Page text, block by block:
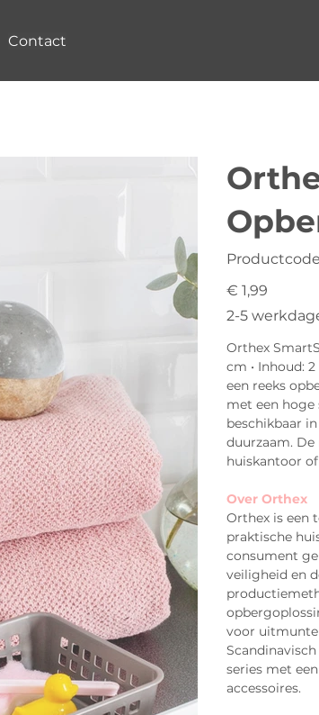
Contact
Prijs
€ 1,99
2-5
Orthex
cm • Inhoud:
een reeks
met een hoge
beschikbaar
duurzaam. De
huiskantoor
Over Orthex
Orthex is een
praktische
consument
veiligheid en
voor
series met
accessoires.